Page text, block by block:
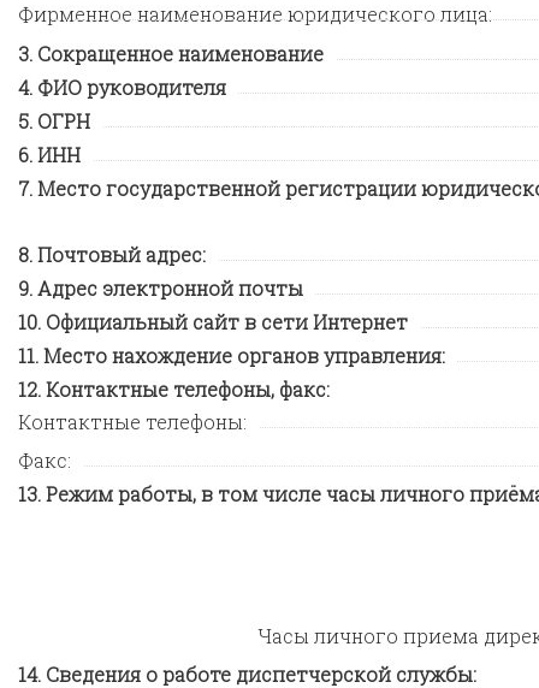
Фирменное наименование юридического лица:
Сокращенное наименование
ФИО руководителя
ОГРН
ИНН
Место государственной регистрации
Почтовый адрес:
Адрес электронной почты
Официальный сайт в сети Интернет
Место нахождение органов управления:
Контактные телефоны, факс:
Контактные телефоны:
Факс:
Режим работы, в том числе часы личного
Часы личного приема
Сведения о работе диспетчерской службы: